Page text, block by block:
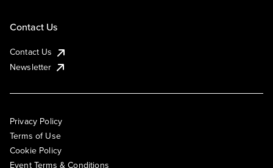
Contact Us
Contact Us
Newsletter
Privacy Policy
Terms of Use
Cookie Policy
Event Terms & Conditions